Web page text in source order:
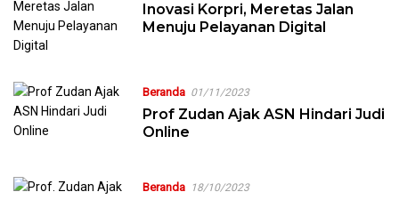
Inovasi Korpri, Meretas Jalan
Menuju Pelayanan Digital
Beranda 01/11/2023
Prof Zudan Ajak ASN Hindari Judi
Online
Beranda 18/10/2023